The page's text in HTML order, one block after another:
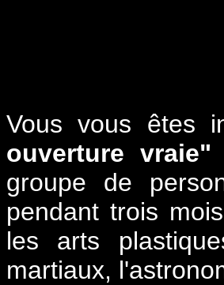
Vous vous êtes
ouverture vraie"
groupe de
pendant trois
les arts
martiaux,